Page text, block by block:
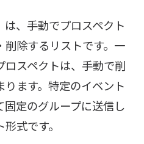
は、手動でプロスペクト
削除するリストです。一
スペクトは、手動で削
ます。特定のイベント
定のグループに送信し
式です。